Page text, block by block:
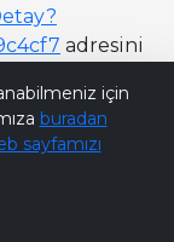
adresini
için
buradan
sayfamızı
Soru Sor | Ask Me